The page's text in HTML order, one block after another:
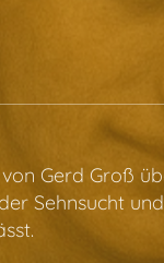
Gerd Groß
Sehnsucht